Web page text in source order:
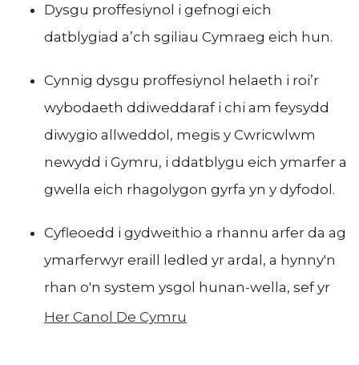
Dysgu proffesiynol i gefnogi eich
datblygiad a’ch sgiliau Cymraeg eich hun.
Cynnig dysgu proffesiynol helaeth i roi’r
wybodaeth ddiweddaraf i chi am feysydd
diwygio allweddol, megis y Cwricwlwm
newydd i Gymru, i ddatblygu eich ymarfer a
gwella eich rhagolygon gyrfa yn y dyfodol.
Cyfleoedd i gydweithio a rhannu arfer da ag
ymarferwyr eraill ledled yr ardal, a hynny'n
rhan o'n system ysgol hunan-wella, sef yr
Her Canol De Cymru